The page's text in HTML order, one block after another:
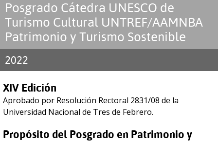
Posgrado Cátedra UNESCO de
Turismo Cultural UNTREF/AAMNBA
Patrimonio y Turismo Sostenible
2022
XIV Edición
Aprobado por Resolución Rectoral 2831/08 de la
Universidad Nacional de Tres de Febrero.
Propósito del Posgrado en Patrimonio y